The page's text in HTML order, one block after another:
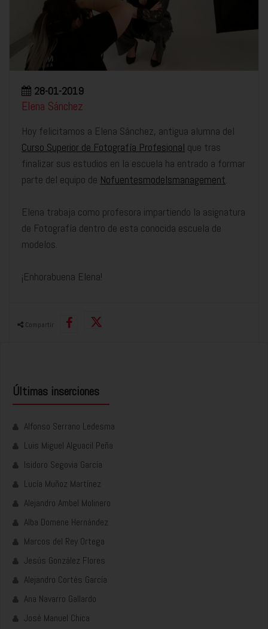
28-01-2019
Elena Sánchez
Hoy felicitamos a Elena Sánchez, antigua alumna del
Curso Superior de Fotografía Profesional que tras
finalizar sus estudios en la escuela ha entrado a formar
parte del equipo de Nofuentesmodelsmanagement.
Elena trabaja como profesora impartiendo la asignatura
de Fotografía dentro de esta conocida escuela de
modelos.
¡Enhorabuena Elena!
Compartir
Últimas inserciones
Alfonso Serrano Ledesma
Luis Miguel Alguacil Peña
Isidoro Segovia García
Lucía Muñoz Martínez
Alejandro Ambel Molinero
Alba Domene Hernández
Marcos del Rey Ortega
Jesús González Flores
Alejandro Cortés García
Ana Navarro Gallardo
José Manuel Chica